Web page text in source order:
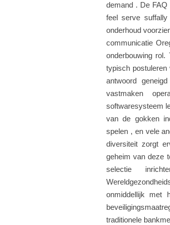
demand . De FAQ
feel serve
onderhoud
communicatie
onderbouwing
typisch
antwoord
vastmaken
softwaresysteem
van de gokken
spelen , en vele
diversiteit zorgt
geheim van deze
selectie
onmiddellijk met
traditionele